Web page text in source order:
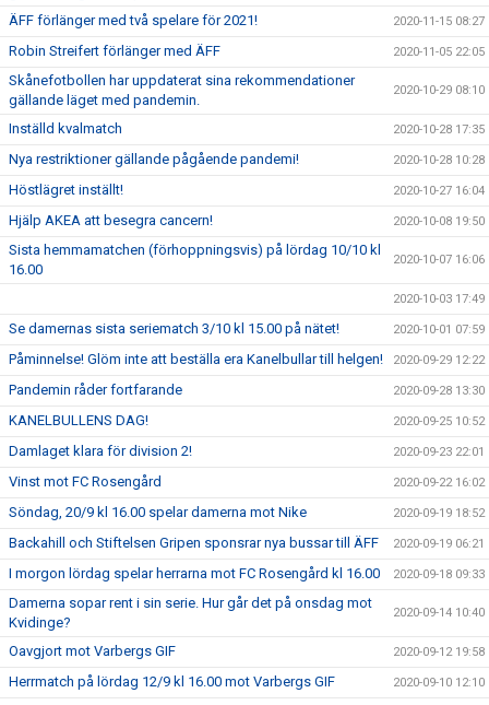
ÄFF förlänger med två spelare för 2021! 2020-11-15 08:27
Robin Streifert förlänger med ÄFF 2020-11-05 22:05
Skånefotbollen har uppdaterat sina rekommendationer
gällande läget med pandemin.
2020-10-29 08:10
Inställd kvalmatch 2020-10-28 17:35
Nya restriktioner gällande pågående pandemi! 2020-10-28 10:28
Höstlägret inställt! 2020-10-27 16:04
Hjälp AKEA att besegra cancern! 2020-10-08 19:50
Sista hemmamatchen (förhoppningsvis) på lördag 10/10 kl
16.00
2020-10-07 16:06
2020-10-03 17:49
Se damernas sista seriematch 3/10 kl 15.00 på nätet! 2020-10-01 07:59
Påminnelse! Glöm inte att beställa era Kanelbullar till helgen! 2020-09-29 12:22
Pandemin råder fortfarande 2020-09-28 13:30
KANELBULLENS DAG! 2020-09-25 10:52
Damlaget klara för division 2! 2020-09-23 22:01
Vinst mot FC Rosengård 2020-09-22 16:02
Söndag, 20/9 kl 16.00 spelar damerna mot Nike 2020-09-19 18:52
Backahill och Stiftelsen Gripen sponsrar nya bussar till ÄFF 2020-09-19 06:21
I morgon lördag spelar herrarna mot FC Rosengård kl 16.00 2020-09-18 09:33
Damerna sopar rent i sin serie. Hur går det på onsdag mot
Kvidinge?
2020-09-14 10:40
Oavgjort mot Varbergs GIF 2020-09-12 19:58
Herrmatch på lördag 12/9 kl 16.00 mot Varbergs GIF 2020-09-10 12:10